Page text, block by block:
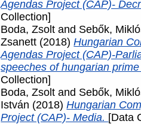
Agendas Project (CAP)-
Collection]
Boda, Zsolt and Sebők,
Zsanett (2018)Hungarian
Agendas Project (CAP)-
speeches of hungarian
Collection]
Boda, Zsolt and Sebők,
István (2018)Hungarian
Project (CAP)- Media. [Data